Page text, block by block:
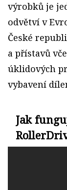
výrobků je
odvětví v
České
a přístavů
úklidových
vybavení
Jak